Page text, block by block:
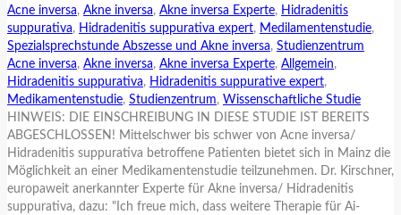
Acne inversa, Akne inversa, Akne inversa Experte, Hidradenitis
suppurativa, Hidradenitis suppurativa expert, Medilamentenstudie,
Spezialsprechstunde Abszesse und Akne inversa, Studienzentrum
Acne inversa, Akne inversa, Akne inversa Experte, Allgemein,
Hidradenitis suppurativa, Hidradenitis suppurative expert,
Medikamentenstudie, Studienzentrum, Wissenschaftliche Studie
HINWEIS: DIE EINSCHREIBUNG IN DIESE STUDIE IST BEREITS
ABGESCHLOSSEN! Mittelschwer bis schwer von Acne inversa/
Hidradenitis suppurativa betroffene Patienten bietet sich in Mainz die
Möglichkeit an einer Medikamentenstudie teilzunehmen. Dr. Kirschner,
europaweit anerkannter Experte für Akne inversa/ Hidradenitis
suppurativa, dazu: "Ich freue mich, dass weitere Therapie für Ai-